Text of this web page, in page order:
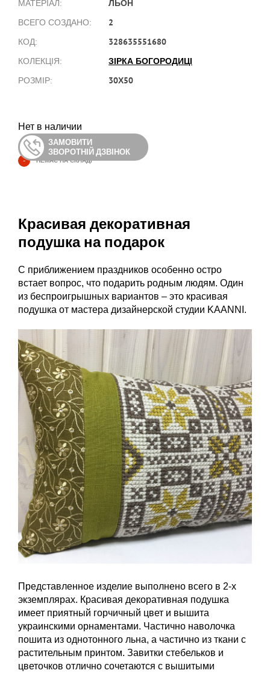
МАТЕРІАЛ: ЛЬОН
ВСЕГО СОЗДАНО: 2
КОД: 328635551680
КОЛЕКЦІЯ: ЗІРКА БОГОРОДИЦІ
РОЗМІР: 30Х50
Нет в наличии
ЗАМОВИТИ
ЗВОРОТНІЙ ДЗВІНОК
- НЕМАЄ НА СКЛАДІ
Красивая декоративная
подушка на подарок
С приближением праздников особенно остро
встает вопрос, что подарить родным людям. Один
из беспроигрышных вариантов – это красивая
подушка от мастера дизайнерской студии KAANNI.
Представленное изделие выполнено всего в 2-х
экземплярах. Красивая декоративная подушка
имеет приятный горчичный цвет и вышита
украинскими орнаментами. Частично наволочка
пошита из однотонного льна, а частично из ткани с
растительным принтом. Завитки стебельков и
цветочков отлично сочетаются с вышитыми